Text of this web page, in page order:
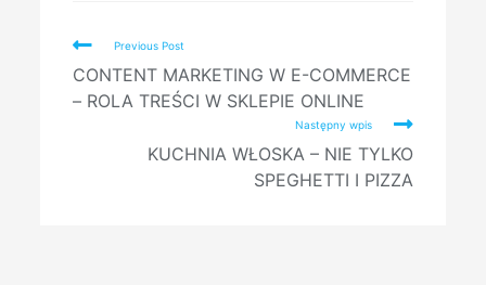
Read
articles
Previous Post
CONTENT MARKETING W E-COMMERCE
– ROLA TREŚCI W SKLEPIE ONLINE
Następny wpis
KUCHNIA WŁOSKA – NIE TYLKO
SPEGHETTI I PIZZA